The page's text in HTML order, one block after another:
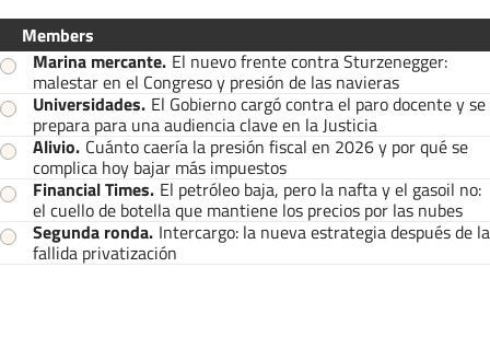
Members
Marina mercante. El nuevo frente contra Sturzenegger:
malestar en el Congreso y presión de las navieras
Universidades. El Gobierno cargó contra el paro docente y se
prepara para una audiencia clave en la Justicia
Alivio. Cuánto caería la presión fiscal en 2026 y por qué se
complica hoy bajar más impuestos
Financial Times. El petróleo baja, pero la nafta y el gasoil no:
el cuello de botella que mantiene los precios por las nubes
Segunda ronda. Intercargo: la nueva estrategia después de la
fallida privatización